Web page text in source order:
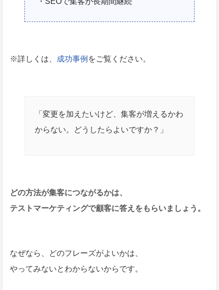
※詳しくは、 成功事例 をご覧ください。
「変更を加えたいけど、集客が増えるかわ
からない。どうしたらよいですか？」
どの方法が集客につながるかは、
テストマーケティングで顧客に答えをもらいましょう。
なぜなら、どのフレーズがよいかは、
やってみないとわからないからです。